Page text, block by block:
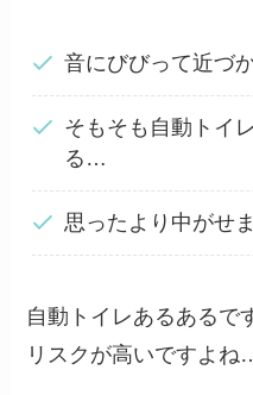
音にびびって近づ
そもそも自動トイ
る…
思ったより中がせ
自動トイレあるあるで
リスクが高いですよね